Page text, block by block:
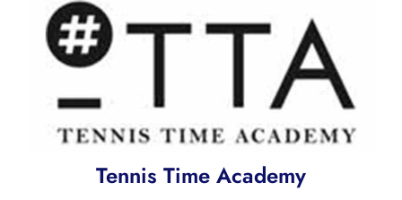
Contact
Zoeken
naar:
Tennis Time Academy